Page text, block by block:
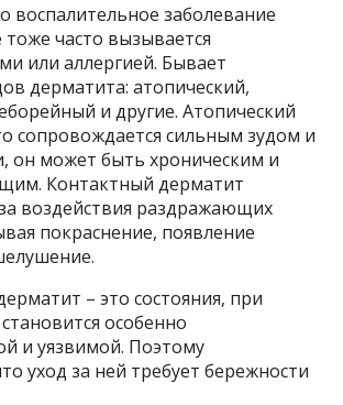
воспалительное заболевание
часто вызывается
или аллергией. Бывает
дерматита: атопический,
и другие. Атопический
сопровождается сильным зудом и
он может быть хроническим и
Контактный дерматит
воздействия раздражающих
покраснение, появление
– это состояния, при
особенно
и уязвимой. Поэтому
уход за ней требует бережности